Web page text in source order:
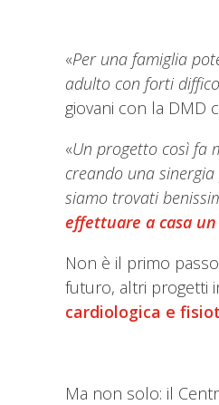
«Per una famiglia
adulto con forti
giovani con la DMD
«Un progetto così fa
creando una
siamo trovati
effettuare a casa
Non è il primo
futuro, altri progetti
cardiologica e
Ma non solo: il